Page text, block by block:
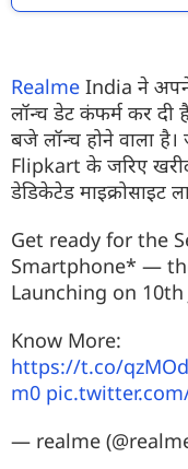
Realme India ने
लॉन्च डेट कंफर्म कर दी
बजे लॉन्च होने वाला
Flipkart के जरिए
डेडिकेटेड माइक्रोसाइट
Get ready for the
Smartphone* —
Launching on 10th
Know More:
https://t.co/
m0
— realme